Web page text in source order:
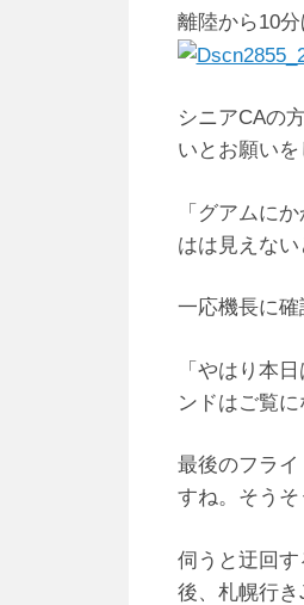
離陸から10
シニアCAの
いとお願い
「グアムに
はは見えな
一応機長に確
「やはり本
ンドはご覧に
最後のフラ
すね。そうそ
伺うと迂回
後、札幌行